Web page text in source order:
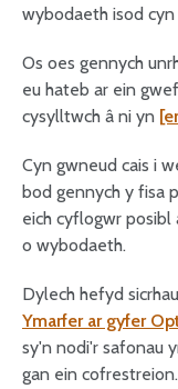
wybodaeth isod cyn
Os oes gennych
eu hateb ar ein
cysylltwch â ni yn
Cyn gwneud cais i
bod gennych y fisa
eich cyflogwr posibl
o wybodaeth.
Dylech hefyd
Ymarfer ar gyfer
sy'n nodi'r safonau
gan ein cofrestreion.